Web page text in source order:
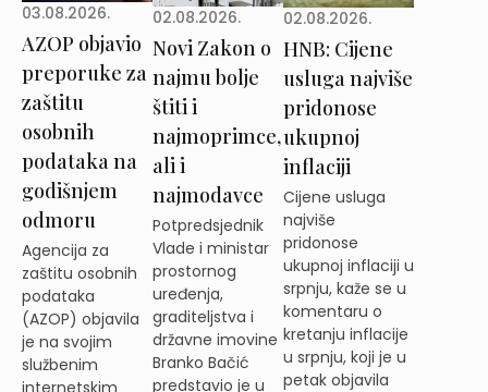
03.08.2026.
AZOP objavio
preporuke za
zaštitu
osobnih
podataka na
godišnjem
odmoru
Agencija za
zaštitu osobnih
podataka
(AZOP) objavila
je na svojim
službenim
internetskim
02.08.2026.
Novi Zakon o
najmu bolje
štiti i
najmoprimce,
ali i
najmodavce
Potpredsjednik
Vlade i ministar
prostornog
uređenja,
graditeljstva i
državne imovine
Branko Bačić
predstavio je u
02.08.2026.
HNB: Cijene
usluga najviše
pridonose
ukupnoj
inflaciji
Cijene usluga
najviše
pridonose
ukupnoj inflaciji u
srpnju, kaže se u
komentaru o
kretanju inflacije
u srpnju, koji je u
petak objavila